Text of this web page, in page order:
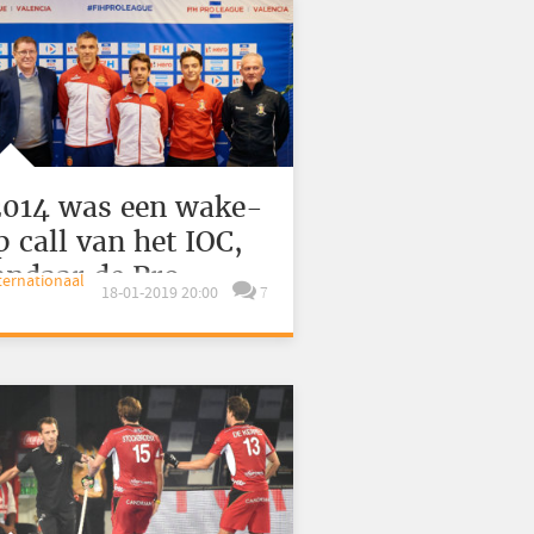
was een wake-
call van het IOC,
de Pro
18-01-2019 20:00 7